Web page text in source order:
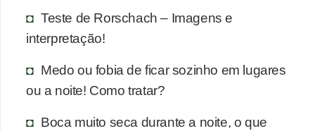
Teste de Rorschach – Imagens e
interpretação!
Medo ou fobia de ficar sozinho em lugares
ou a noite! Como tratar?
Boca muito seca durante a noite, o que
a
i
s
S